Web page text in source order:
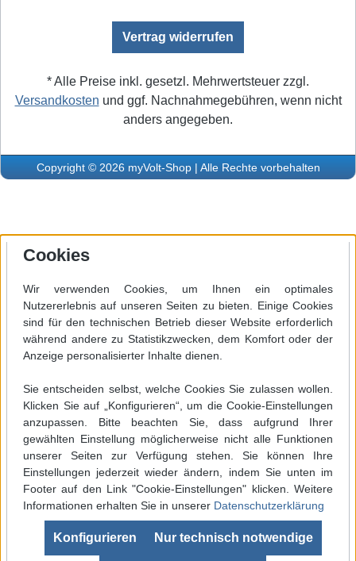
Vertrag widerrufen
* Alle Preise inkl. gesetzl. Mehrwertsteuer zzgl.
Versandkosten und ggf. Nachnahmegebühren, wenn nicht
anders angegeben.
Copyright © 2026 myVolt-Shop | Alle Rechte vorbehalten
Werkzeugleiste anzeigen
Cookies
Wir verwenden Cookies, um Ihnen ein optimales
Nutzererlebnis auf unseren Seiten zu bieten. Einige Cookies
sind für den technischen Betrieb dieser Website erforderlich
während andere zu Statistikzwecken, dem Komfort oder der
Anzeige personalisierter Inhalte dienen.
Sie entscheiden selbst, welche Cookies Sie zulassen wollen.
Klicken Sie auf „Konfigurieren“, um die Cookie-Einstellungen
anzupassen. Bitte beachten Sie, dass aufgrund Ihrer
gewählten Einstellung möglicherweise nicht alle Funktionen
unserer Seiten zur Verfügung stehen. Sie können Ihre
Einstellungen jederzeit wieder ändern, indem Sie unten im
Footer auf den Link "Cookie-Einstellungen" klicken. Weitere
Informationen erhalten Sie in unserer Datenschutzerklärung
Nur technisch notwendige
Konfigurieren
SEHR GUT